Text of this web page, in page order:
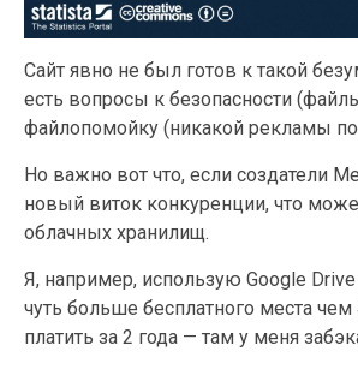
Сайт явно не был готов к такой
есть вопросы к безопасности
файлопомойку (никакой рекламы
Но важно вот что, если создатели
новый виток конкуренции, что
облачных хранилищ.
Я, например, использую Google
чуть больше бесплатного места чем
платить за 2 года — там у меня